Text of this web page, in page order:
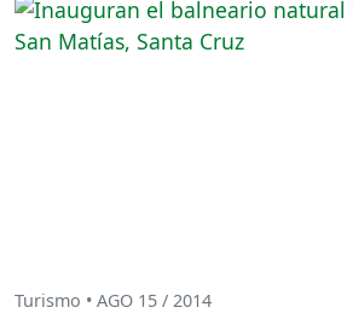
Turismo • AGO 15 / 2014